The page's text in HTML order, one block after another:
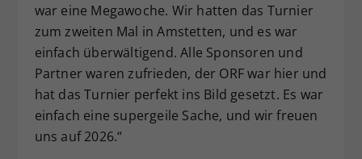
war eine Megawoche. Wir hatten das Turnier
zum zweiten Mal in Amstetten, und es war
einfach überwältigend. Alle Sponsoren und
Partner waren zufrieden, der ORF war hier und
hat das Turnier perfekt ins Bild gesetzt. Es war
einfach eine supergeile Sache, und wir freuen
uns auf 2026.“